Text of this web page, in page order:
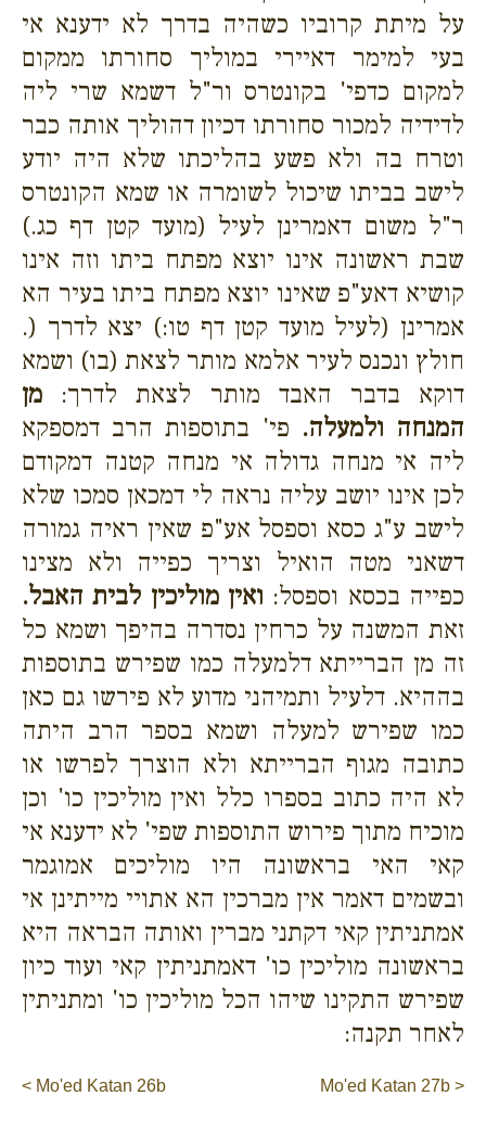
על מיתת קרוביו כשהיה בדרך לא ידענא אי
בעי למימר דאיירי במוליך סחורתו ממקום
למקום כדפי' בקונטרס ור"ל דשמא שרי ליה
לדידיה למכור סחורתו דכיון דהוליך אותה כבר
וטרח בה ולא פשע בהליכתו שלא היה יודע
לישב בביתו שיכול לשומרה או שמא הקונטרס
ר"ל משום דאמרינן לעיל (מועד קטן דף כג.)
שבת ראשונה אינו יוצא מפתח ביתו וזה אינו
קושיא דאע"פ שאינו יוצא מפתח ביתו בעיר הא
אמרינן (לעיל מועד קטן דף טו:) יצא לדרך (.
חולץ ונכנס לעיר אלמא מותר לצאת (בו) ושמא
דוקא בדבר האבד מותר לצאת לדרך: מן
המנחה ולמעלה. פי' בתוספות הרב דמספקא
ליה אי מנחה גדולה אי מנחה קטנה דמקודם
לכן אינו יושב עליה נראה לי דמכאן סמכו שלא
לישב ע"ג כסא וספסל אע"פ שאין ראיה גמורה
דשאני מטה הואיל וצריך כפייה ולא מצינו
כפייה בכסא וספסל: ואין מוליכין לבית האבל.
זאת המשנה על כרחין נסדרה בהיפך ושמא כל
זה מן הברייתא דלמעלה כמו שפירש בתוספות
בההיא. דלעיל ותמיהני מדוע לא פירשו גם כאן
כמו שפירש למעלה ושמא בספר הרב היתה
כתובה מגוף הברייתא ולא הוצרך לפרשו או
לא היה כתוב בספרו כלל ואין מוליכין כו' וכן
מוכיח מתוך פירוש התוספות שפי' לא ידענא אי
קאי האי בראשונה היו מוליכים אמוגמר
ובשמים דאמר אין מברכין הא אתויי מייתינן אי
אמתניתין קאי דקתני מברין ואותה הבראה היא
בראשונה מוליכין כו' דאמתניתין קאי ועוד כיון
שפירש התקינו שיהו הכל מוליכין כו' ומתניתין
לאחר תקנה:
< Mo'ed Katan 26b Mo'ed Katan 27b >